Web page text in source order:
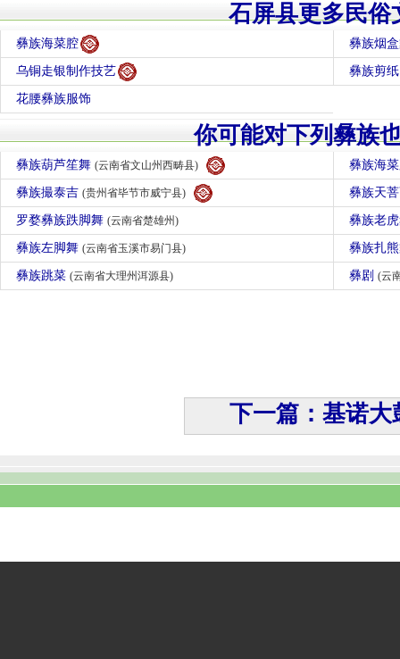
石屏县更多民俗
彝族海菜腔 彝族烟
乌铜走银制作技艺 彝族剪纸
花腰彝族服饰
你可能对下列彝族
彝族葫芦笙舞 (云南省文山州西畴县) 彝族海
彝族撮泰吉 (贵州省毕节市威宁县) 彝族天
罗婺彝族跌脚舞 (云南省楚雄州) 彝族老
彝族左脚舞 (云南省玉溪市易门县) 彝族扎
彝族跳菜 (云南省大理州洱源县) 彝剧 (云
下一篇：基诺大